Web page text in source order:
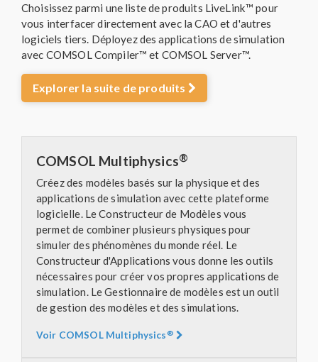
Choisissez parmi une liste de produits LiveLink™ pour
vous interfacer directement avec la CAO et d'autres
logiciels tiers. Déployez des applications de simulation
avec COMSOL Compiler™ et COMSOL Server™.
Explorer la suite de produits
COMSOL Multiphysics®
Créez des modèles basés sur la physique et des
applications de simulation avec cette plateforme
logicielle. Le Constructeur de Modèles vous
permet de combiner plusieurs physiques pour
simuler des phénomènes du monde réel. Le
Constructeur d'Applications vous donne les outils
nécessaires pour créer vos propres applications de
simulation. Le Gestionnaire de modèles est un outil
de gestion des modèles et des simulations.
Voir COMSOL Multiphysics®